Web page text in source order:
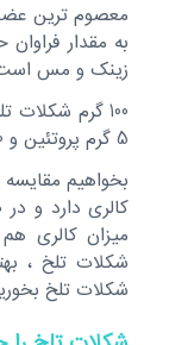
معصوم ترین
به مقدار
زینک و مس
5 گرم پروتئین و 30 گرم چربی دارد.
کالری دارد و
میزان کالری
شکلات تلخ